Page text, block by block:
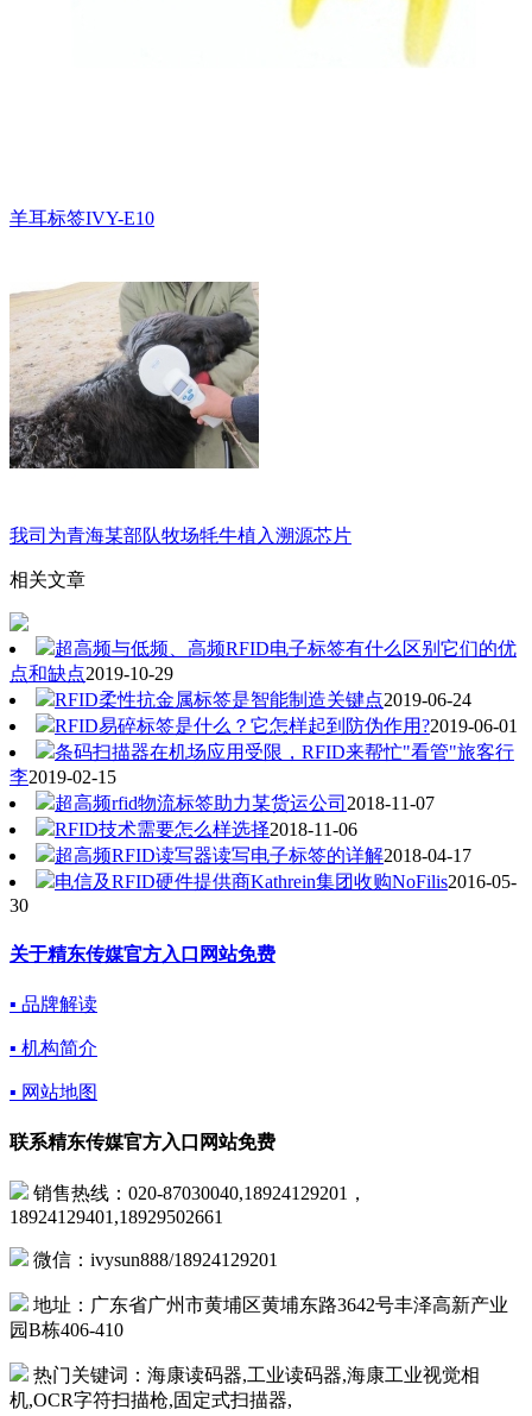
羊耳标签IVY-E10
我司为青海某部队牧场牦牛植入溯源芯片
相关文章
超高频与低频、高频RFID电子标签有什么区别它们的优
点和缺点2019-10-29
RFID柔性抗金属标签是智能制造关键点2019-06-24
RFID易碎标签是什么？它怎样起到防伪作用?2019-06-01
条码扫描器在机场应用受限，RFID来帮忙"看管"旅客行
李2019-02-15
超高频rfid物流标签助力某货运公司 2018-11-07
RFID技术需要怎么样选择2018-11-06
超高频RFID读写器读写电子标签的详解2018-04-17
电信及RFID硬件提供商Kathrein集团收购NoFilis2016-05-
30
关于精东传媒官方入口网站免费
▪ 品牌解读
▪ 机构简介
▪ 网站地图
联系精东传媒官方入口网站免费
销售热线：020-87030040,18924129201，
18924129401,18929502661
微信：ivysun888/18924129201
地址：广东省广州市黄埔区黄埔东路3642号丰泽高新产业
园B栋406-410
热门关键词：海康读码器,工业读码器,海康工业视觉相
机,OCR字符扫描枪,固定式扫描器,